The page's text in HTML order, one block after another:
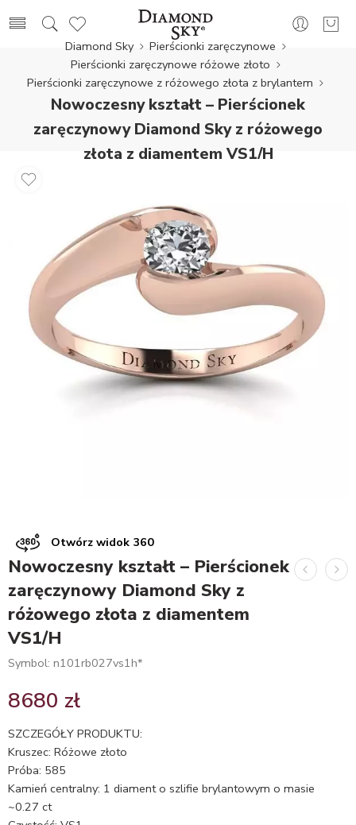
Diamond Sky
Pierścionki zaręczynowe
Pierścionki zaręczynowe różowe złoto
Pierścionki zaręczynowe z różowego złota z brylantem
Nowoczesny kształt – Pierścionek
zaręczynowy Diamond Sky z różowego
złota z diamentem VS1/H
Otwórz widok 360
Nowoczesny kształt – Pierścionek
zaręczynowy Diamond Sky z
różowego złota z diamentem
VS1/H
Symbol: n101rb027vs1h*
8680 zł
SZCZEGÓŁY PRODUKTU:
Kruszec: Różowe złoto
Próba: 585
Kamień centralny: 1 diament o szlifie brylantowym o masie
~0.27 ct